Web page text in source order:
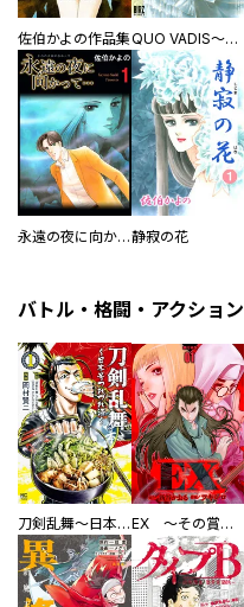
佐伯かよの作品集 QUO VADIS～クオ・ヴァディス～
永遠の夜に向かって…静寂の花
バトル・格闘・アクション
刀剣乱舞～日本号つれづれ酒～ EX ～その賞金稼ぎは、世界の出口を探す～【単行本版】